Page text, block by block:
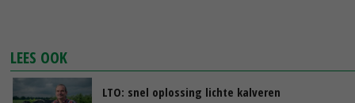
LEES OOK
LTO: snel oplossing lichte kalveren